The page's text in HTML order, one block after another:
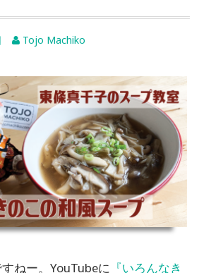
Tojo Machiko
ねー。YouTubeに 『いろんなき